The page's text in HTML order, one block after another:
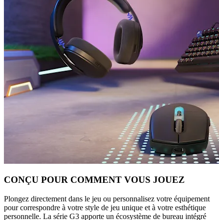
CONÇU POUR COMMENT VOUS JOUEZ
Plongez directement dans le jeu ou personnalisez votre équipement
pour correspondre à votre style de jeu unique et à votre esthétique
personnelle. La série G3 apporte un écosystème de bureau intégré